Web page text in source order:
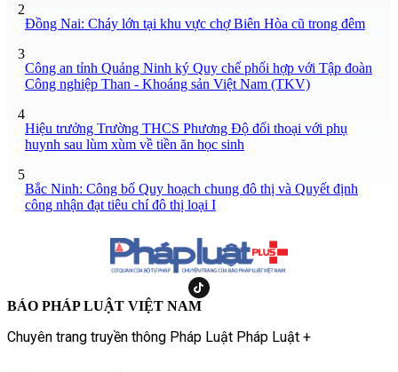
2
Đồng Nai: Cháy lớn tại khu vực chợ Biên Hòa cũ trong đêm
3
Công an tỉnh Quảng Ninh ký Quy chế phối hợp với Tập đoàn
Công nghiệp Than - Khoáng sản Việt Nam (TKV)
4
Hiệu trưởng Trường THCS Phương Độ đối thoại với phụ
huynh sau lùm xùm về tiền ăn học sinh
5
Bắc Ninh: Công bố Quy hoạch chung đô thị và Quyết định
công nhận đạt tiêu chí đô thị loại I
BÁO PHÁP LUẬT VIỆT NAM
Chuyên trang truyền thông Pháp Luật Pháp Luật +